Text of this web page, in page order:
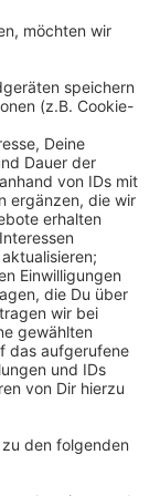
Dazu
die
an der
sperrte. Die